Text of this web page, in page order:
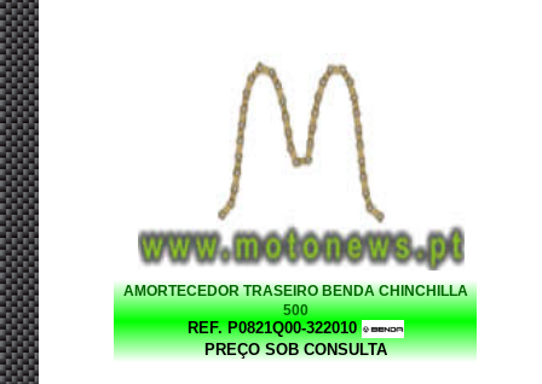
AMORTECEDOR TRASEIRO BENDA CHINCHILLA
500
REF. P0821Q00-322010
PREÇO SOB CONSULTA